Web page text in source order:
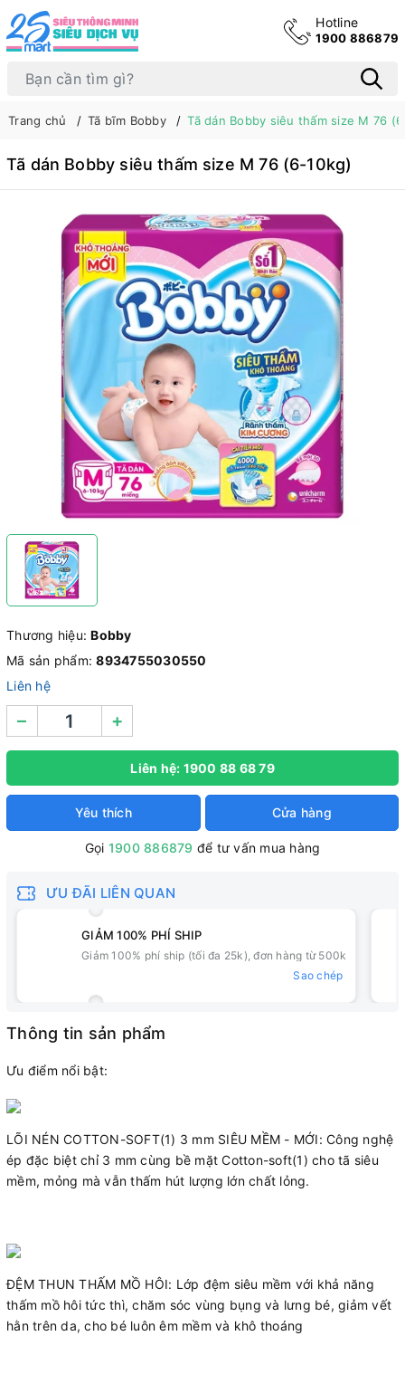
Hotline
1900 886879
Trang chủ Tã bĩm Bobby Tã dán Bobby siêu thấm size M 76
Tã dán Bobby siêu thấm size M 76 (6-10kg)
Thương hiệu:Bobby
Mã sản phẩm:8934755030550
Liên hệ
– +
Liên hệ: 1900 88 68 79
Yêu thích Cửa hàng
Gọi 1900 886879 để tư vấn mua hàng
ƯU ĐÃI LIÊN QUAN
GIẢM 100% PHÍ SHIP
Giảm 100% phí ship (tối đa 25k), đơn hàng từ 500k
Sao chép
Thông tin sản phẩm
Ưu điểm nổi bật:
LÕI NÉN COTTON-SOFT(1) 3 mm SIÊU MỀM - MỚI: Công nghệ
ép đặc biệt chỉ 3 mm cùng bề mặt Cotton-soft(1) cho tã siêu
mềm, mỏng mà vẫn thấm hút lượng lớn chất lỏng.
ĐỆM THUN THẤM MỒ HÔI: Lớp đệm siêu mềm với khả năng
thấm mồ hôi tức thì, chăm sóc vùng bụng và lưng bé, giảm vết
hằn trên da, cho bé luôn êm mềm và khô thoáng